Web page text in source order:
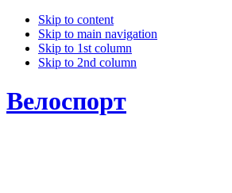
Skip to content
Skip to main navigation
Skip to 1st column
Skip to 2nd column
Велоспорт